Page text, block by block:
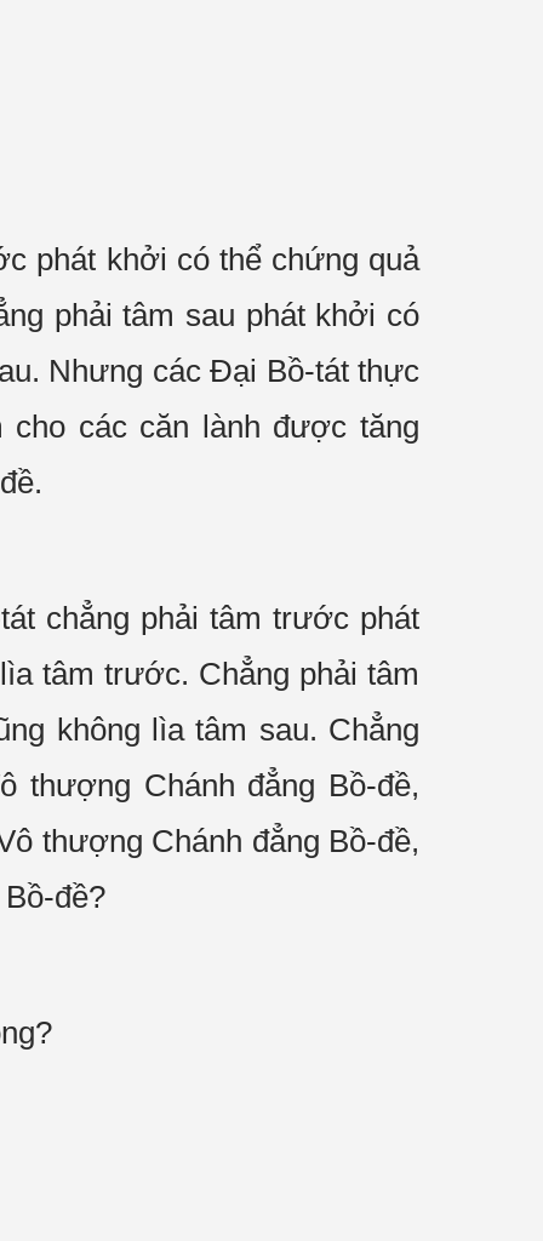
phát khởi có thể chứng quả
phải tâm sau phát khởi có
Nhưng các Đại Bồ-tát thực
cho các căn lành được tăng
chẳng phải tâm trước phát
tâm trước. Chẳng phải tâm
không lìa tâm sau. Chẳng
thượng Chánh đẳng Bồ-đề,
thượng Chánh đẳng Bồ-đề,
đề?